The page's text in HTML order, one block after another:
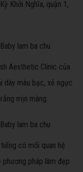
Khởi Nghĩa, quận 1,
Aesthetic Clinic của
dây màu bạc, xẻ ngực
mịn màng.
có mối quan hệ
pháp làm đẹp